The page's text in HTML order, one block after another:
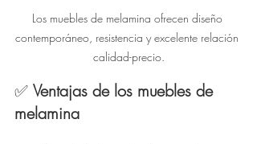
Los muebles de melamina ofrecen diseño
contemporáneo, resistencia y excelente relación
calidad-precio.
✅ Ventajas de los muebles de
melamina